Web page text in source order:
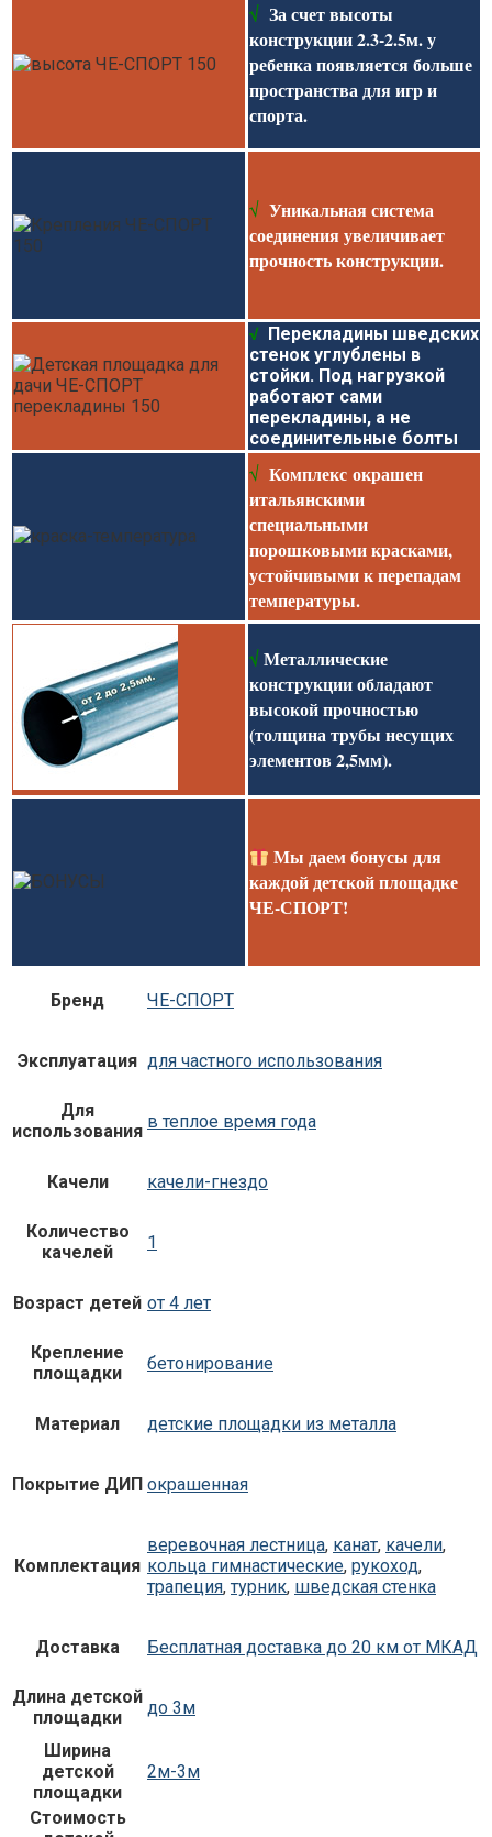
√ За счет высоты
конструкции 2.3-2.5м. у
ребенка появляется больше
пространства для игр и
спорта.
√ Уникальная система
соединения увеличивает
прочность конструкции.
√ Перекладины шведских
стенок углублены в
стойки. Под нагрузкой
работают сами
перекладины, а не
соединительные болты.
√ Комплекс окрашен
итальянскими
специальными
порошковыми красками,
устойчивыми к перепадам
температуры.
√Металлические
конструкции обладают
высокой прочностью
(толщина трубы несущих
элементов 2,5мм).
Мы даем бонусы для
каждой детской площадке
ЧЕ-СПОРТ!
Бренд ЧЕ-СПОРТ
Эксплуатация для частного использования
Для
использования в теплое время года
Качели качели-гнездо
Количество
качелей
1
Возраст детей от 4 лет
Крепление
площадки
бетонирование
Материал детские площадки из металла
Покрытие ДИП окрашенная
Комплектация
веревочная лестница, канат, качели,
кольца гимнастические, рукоход,
трапеция, турник, шведская стенка
Доставка Бесплатная доставка до 20 км от МКАД
Длина детской
площадки
до 3м
Ширина
детской
площадки
2м-3м
Стоимость